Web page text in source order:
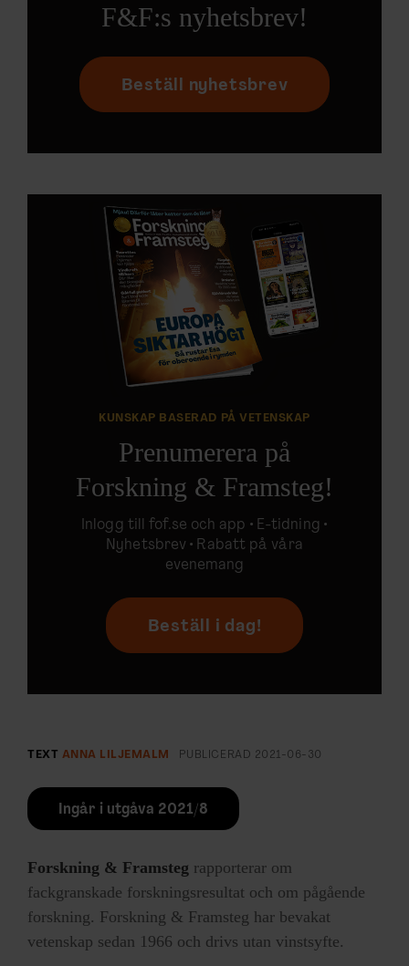
F&F:s nyhetsbrev!
Beställ nyhetsbrev
KUNSKAP BASERAD PÅ VETENSKAP
Prenumerera på
Forskning & Framsteg!
Inlogg tillfof.se och app • E-tidning •
Nyhetsbrev • Rabatt på våra
evenemang
Beställ i dag!
TEXT ANNA LILJEMALM PUBLICERAD 2021-06-30
Ingår i utgåva 2021/8
Forskning & Framsteg rapporterar om
fackgranskade forskningsresultat och om pågående
forskning. Forskning & Framsteg har bevakat
vetenskap sedan 1966 och drivs utan vinstsyfte.